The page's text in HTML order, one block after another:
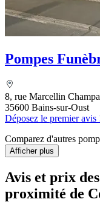
Pompes
8, rue Marcellin
35600 Bains-sur-Oust
Déposez le premier avis
Comparez d'autres
Afficher plus
Avis et prix des
proximité de